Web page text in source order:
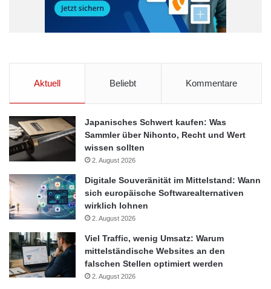
Aktuell Beliebt Kommentare
Japanisches Schwert kaufen: Was
Sammler über Nihonto, Recht und Wert
wissen sollten
2. August 2026
Digitale Souveränität im Mittelstand: Wann
sich europäische Softwarealternativen
wirklich lohnen
2. August 2026
Viel Traffic, wenig Umsatz: Warum
mittelständische Websites an den
falschen Stellen optimiert werden
2. August 2026